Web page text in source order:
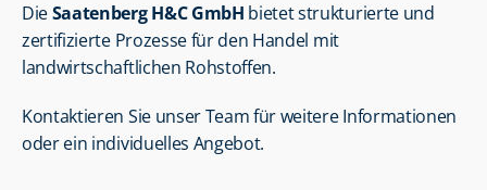
Die Saatenberg H&C GmbH bietet strukturierte und
zertifizierte Prozesse für den Handel mit
landwirtschaftlichen Rohstoffen.
Kontaktieren Sie unser Team für weitere Informationen
oder ein individuelles Angebot.